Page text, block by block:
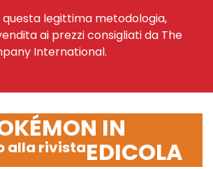
questa legittima metodologia,
ai prezzi consigliati da The
International.
IN
EDICOLA
alla rivista